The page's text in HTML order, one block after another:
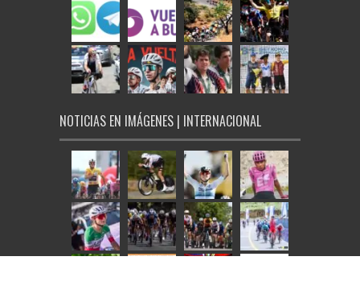
NOTICIAS EN IMÁGENES | INTERNACIONAL